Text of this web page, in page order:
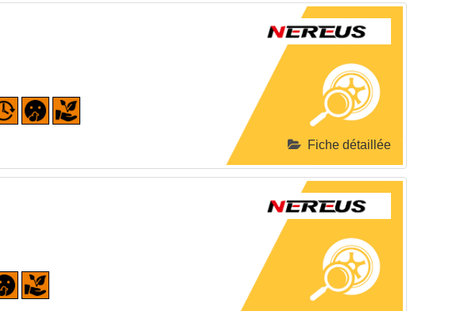
Fiche détaillée